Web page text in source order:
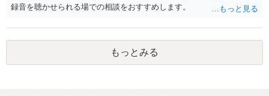
録音を聴かせられる場での相談をおすすめします。
もっとみる